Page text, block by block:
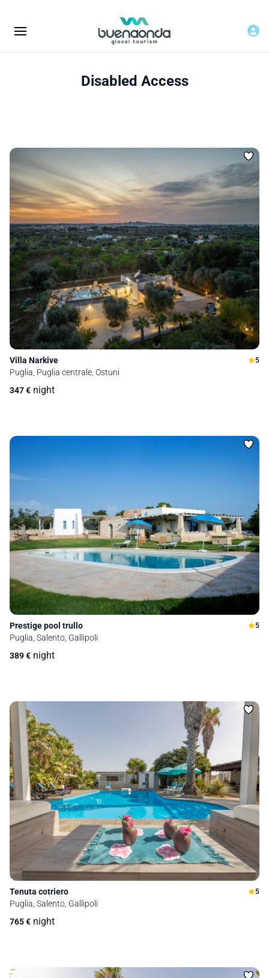
Disabled Access
Villa Narkive 5
Puglia, Puglia centrale, Ostuni
347€ night
Prestige pool trullo 5
Puglia, Salento, Gallipoli
389€ night
Tenuta cotriero 5
Puglia, Salento, Gallipoli
765€ night